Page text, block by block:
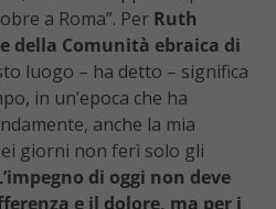
a Roma”. Per Ruth
della Comunità ebraica di
luogo – ha detto – significa
in un’epoca che ha
anche la mia
giorni non ferì solo gli
di oggi non deve
e il dolore, ma per i